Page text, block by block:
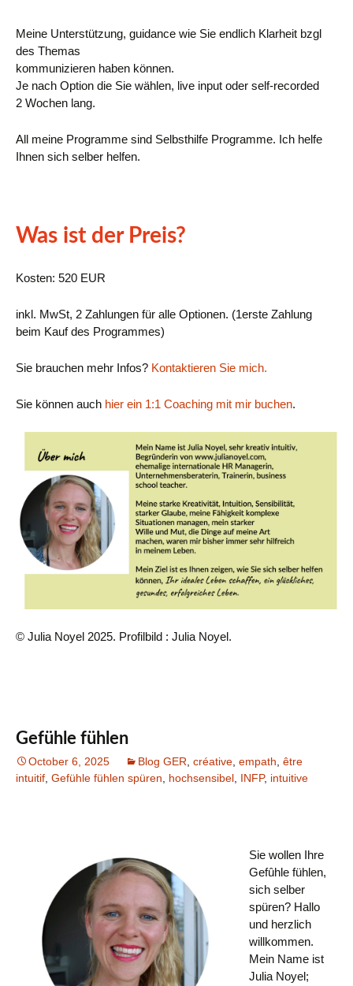
Meine Unterstützung, guidance wie Sie endlich Klarheit bzgl
des Themas
kommunizieren haben können.
Je nach Option die Sie wählen, live input oder self-recorded
2 Wochen lang.
All meine Programme sind Selbsthilfe Programme. Ich helfe
Ihnen sich selber helfen.
Was ist der Preis?
Kosten: 520 EUR
inkl. MwSt, 2 Zahlungen für alle Optionen. (1erste Zahlung
beim Kauf des Programmes)
Sie brauchen mehr Infos? Kontaktieren Sie mich.
Sie können auch hier ein 1:1 Coaching mit mir buchen.
© Julia Noyel 2025. Profilbild : Julia Noyel.
Gefühle fühlen
October 6, 2025 Blog GER, créative, empath, être
intuitif, Gefühle fühlen spüren, hochsensibel, INFP, intuitive
Sie wollen Ihre
Gefûhle fühlen,
sich selber
spüren? Hallo
und herzlich
willkommen.
Mein Name ist
Julia Noyel;